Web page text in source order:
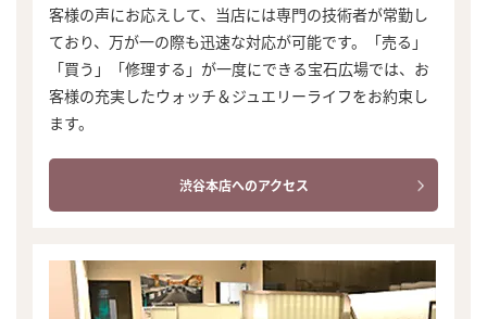
客様の声にお応えして、当店には専門の技術者が常勤し
ており、万が一の際も迅速な対応が可能です。「売る」
「買う」「修理する」が一度にできる宝石広場では、お
客様の充実したウォッチ＆ジュエリーライフをお約束し
ます。
渋谷本店へのアクセス